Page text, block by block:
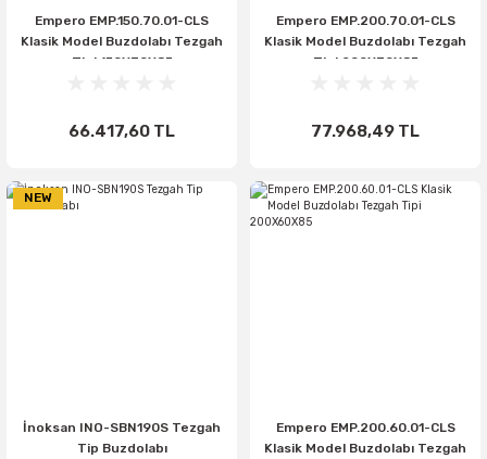
Empero EMP.150.70.01-CLS
Klasik Model Buzdolabı Tezgah
Tipi 150X70X85
66.417,60 TL
Empero EMP.200.70.01-CLS
Klasik Model Buzdolabı Tezgah
Tipi 200X70X85
77.968,49 TL
NEW
İnoksan INO-SBN190S Tezgah
Tip Buzdolabı
Empero EMP.200.60.01-CLS
Klasik Model Buzdolabı Tezgah